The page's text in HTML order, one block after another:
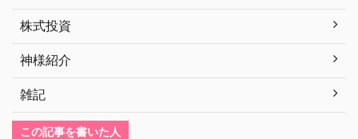
株式投資
神様紹介
雑記
この記事を書いた人